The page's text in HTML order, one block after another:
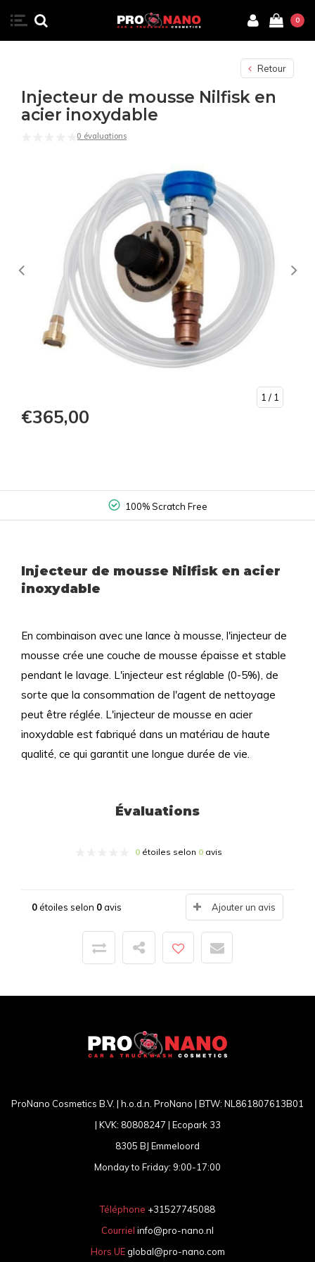
0
Retour
Injecteur de mousse Nilfisk en
acier inoxydable
0 évaluations
1 / 1
€365,00
100% Scratch Free
Injecteur de mousse Nilfisk en acier
inoxydable
En combinaison avec une lance à mousse, l'injecteur de
mousse crée une couche de mousse épaisse et stable
pendant le lavage. L'injecteur est réglable (0-5%), de
sorte que la consommation de l'agent de nettoyage
peut être réglée. L'injecteur de mousse en acier
inoxydable est fabriqué dans un matériau de haute
qualité, ce qui garantit une longue durée de vie.
Évaluations
0 étoiles selon 0 avis
0étoiles selon 0avis Ajouter un avis
ProNano Cosmetics B.V. | h.o.d.n. ProNano | BTW: NL861807613B01
| KVK: 80808247 | Ecopark 33
8305 BJ Emmeloord
Monday to Friday: 9:00-17:00
Téléphone +31527745088
Courriel info@pro-nano.nl
Hors UE global@pro-nano.com